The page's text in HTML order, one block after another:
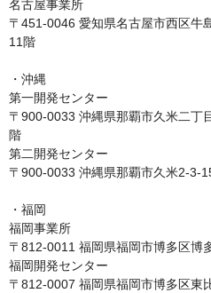
名古屋事業所
〒451-0046 愛知県名古屋市西区牛
11階
・沖縄
第一開発センター
〒900-0033 沖縄県那覇市久米二丁
階
第二開発センター
〒900-0033 沖縄県那覇市久米2-3-
・福岡
福岡事業所
〒812-0011 福岡県福岡市博多区博
福岡開発センター
〒812-0007 福岡県福岡市博多区東